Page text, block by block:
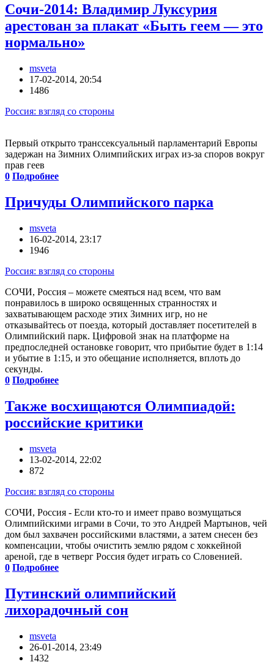
Сочи-2014: Владимир Луксурия
арестован за плакат «Быть геем — это
нормально»
msveta
17-02-2014, 20:54
1486
Россия: взгляд со стороны
Первый открыто транссексуальный парламентарий Европы
задержан на Зимних Олимпийских играх из-за споров вокруг
прав геев
0 Подробнее
Причуды Олимпийского парка
msveta
16-02-2014, 23:17
1946
Россия: взгляд со стороны
СОЧИ, Россия – можете смеяться над всем, что вам
понравилось в широко освященных странностях и
захватывающем расходе этих Зимних игр, но не
отказывайтесь от поезда, который доставляет посетителей в
Олимпийский парк. Цифровой знак на платформе на
предпоследней остановке говорит, что прибытие будет в 1:14
и убытие в 1:15, и это обещание исполняется, вплоть до
секунды.
0 Подробнее
Также восхищаются Олимпиадой:
российские критики
msveta
13-02-2014, 22:02
872
Россия: взгляд со стороны
СОЧИ, Россия - Если кто-то и имеет право возмущаться
Олимпийскими играми в Сочи, то это Андрей Мартынов, чей
дом был захвачен российскими властями, а затем снесен без
компенсации, чтобы очистить землю рядом с хоккейной
ареной, где в четверг Россия будет играть со Словенией.
0 Подробнее
Путинский олимпийский
лихорадочный сон
msveta
26-01-2014, 23:49
1432